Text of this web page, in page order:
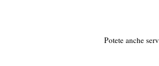
Potete anche